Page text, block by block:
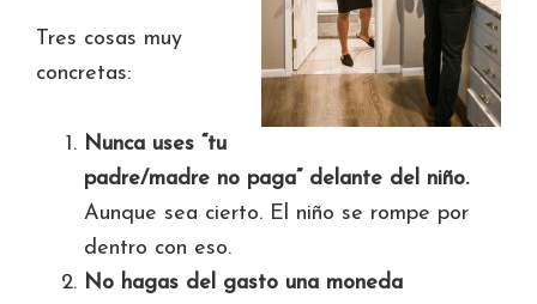
Tres cosas muy
concretas:
Nunca uses “tu
padre/madre no paga” delante del niño.
Aunque sea cierto. El niño se rompe por
dentro con eso.
No hagas del gasto una moneda